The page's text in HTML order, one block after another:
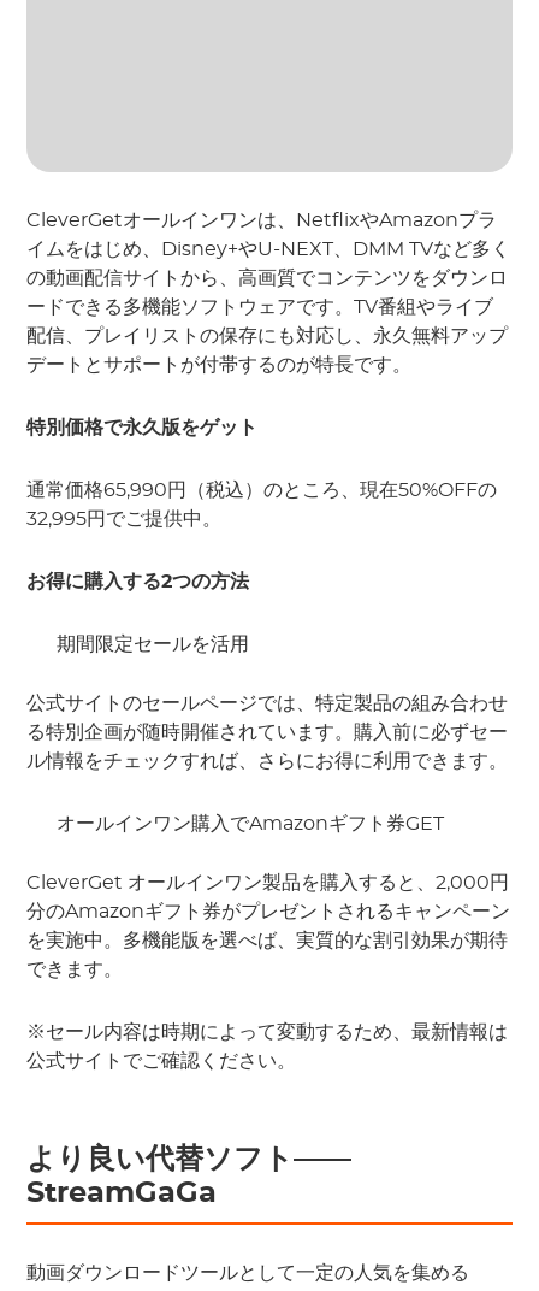
CleverGetオールインワンは、NetflixやAmazonプラ
イムをはじめ、Disney+やU-NEXT、DMM TVなど多く
の動画配信サイトから、高画質でコンテンツをダウンロ
ードできる多機能ソフトウェアです。TV番組やライブ
配信、プレイリストの保存にも対応し、永久無料アップ
デートとサポートが付帯するのが特長です。
特別価格で永久版をゲット
通常価格65,990円（税込）のところ、現在50%OFFの
32,995円でご提供中。
お得に購入する2つの方法
期間限定セールを活用
公式サイトのセールページでは、特定製品の組み合わせ
る特別企画が随時開催されています。購入前に必ずセー
ル情報をチェックすれば、さらにお得に利用できます。
オールインワン購入でAmazonギフト券GET
CleverGet オールインワン製品を購入すると、2,000円
分のAmazonギフト券がプレゼントされるキャンペーン
を実施中。多機能版を選べば、実質的な割引効果が期待
できます。
※セール内容は時期によって変動するため、最新情報は
公式サイトでご確認ください。
より良い代替ソフト——
StreamGaGa
動画ダウンロードツールとして一定の人気を集める